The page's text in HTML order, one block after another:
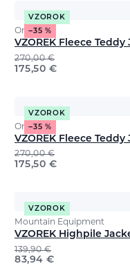
VZOROK
−35 %
Ortovox
VZOREK Fleece
270,00€
175,50 €
VZOROK
−35 %
Ortovox
VZOREK Fleece
270,00€
175,50 €
VZOROK
Mountain Equipment
VZOREK Highpile
139,90€
83,94 €